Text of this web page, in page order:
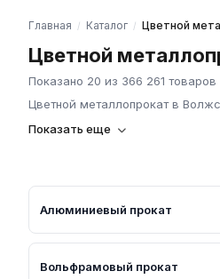
Главная / Каталог / Цветной
Цветной
Показано 20 из 366 261
Цветной металлопрокат в
Компания «Тантал» предлагает
В нашем каталоге представлен
алюминиевые сплавы: листы
сплавы: листы М1, М2, М3,
прутки. Бронза: БрАЖ, БрОЦС.
изделия соответствуют
Показать еще
Алюминиевый прокат
Вольфрамовый прокат